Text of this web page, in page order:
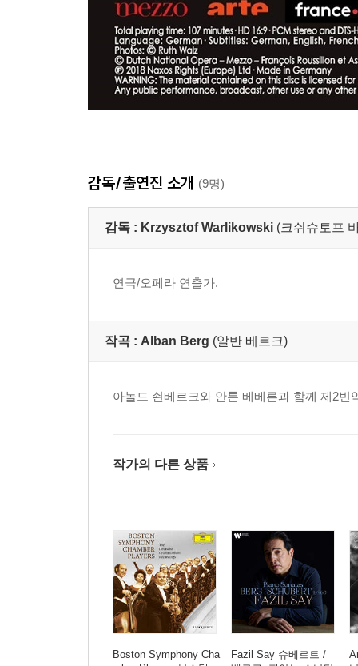
감독/출연진 소개 (9명)
감독 : Krzysztof Warlikowski (크쉬슈토프
연극/오페라 연출가.
작곡 : Alban Berg (알반 베르크)
아놀드 쇤베르크와 안톤 베베른과 함께 제2
작가의 다른 상품
Boston Symphony Cha
Fazil Say 슈베르트 /